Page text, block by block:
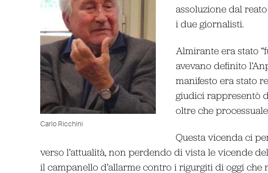
Carlo Ricchini
assoluzione dal
i due giornalisti.
Almirante era stato
avevano definito
manifesto era stato
giudici rappresentò
oltre che
Questa vicenda ci
verso l’attualità, non perdendo di vista le vicende
il campanello d’allarme contro i rigurgiti di oggi che